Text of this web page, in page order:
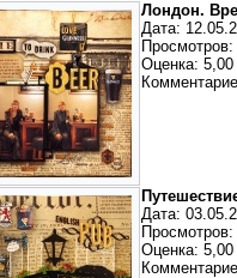
Лондон.
Дата:
Просмотров:
Оценка: 5,00
Дата:
Просмотров:
Оценка: 5,00